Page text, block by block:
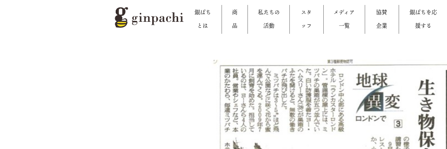
銀ぱち
とは
商
品
私たちの
活動
スタ
ッフ
メディア
一覧
協賛
企業
銀ぱちを応
援する